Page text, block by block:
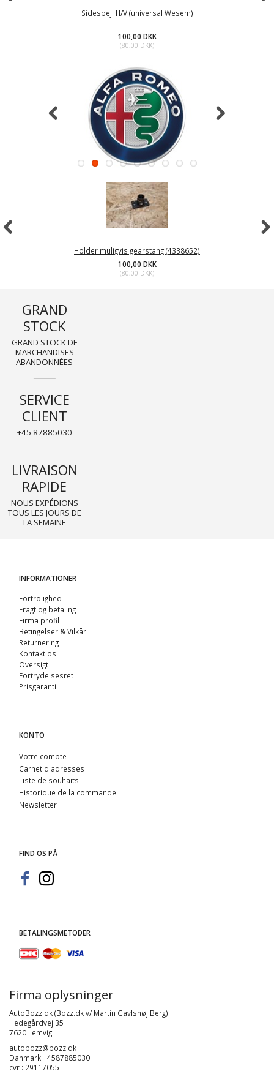
Sidespejl H/V (universal Wesem)
Holder muligvis gearstang (4338652)
100,00 DKK
80,00 DKK)
GRAND
STOCK
GRAND STOCK DE
MARCHANDISES
ABANDONNÉES
SERVICE
CLIENT
+45 87885030
LIVRAISON
RAPIDE
NOUS EXPÉDIONS
TOUS LES JOURS DE
LA SEMAINE
INFORMATIONER
Fortrolighed
Fragt og betaling
Firma profil
Betingelser & Vilkår
Returnering
Kontakt os
Oversigt
Fortrydelsesret
Prisgaranti
KONTO
Votre compte
Carnet d'adresses
Liste de souhaits
Historique de la commande
Newsletter
FIND OS PÅ
BETALINGSMETODER
Firma oplysninger
AutoBozz.dk (Bozz.dk v/ Martin Gavlshøj Berg)
Hedegårdvej 35
7620 Lemvig
autobozz@bozz.dk
Danmark +4587885030
cvr : 29117055